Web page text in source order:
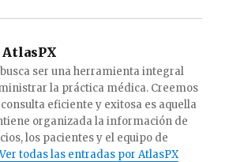
AtlasPX
ser una herramienta integral
la práctica médica. Creemos
consulta eficiente y exitosa es aquella
organizada la información de
los pacientes y el equipo de
Ver todas las entradas por AtlasPX